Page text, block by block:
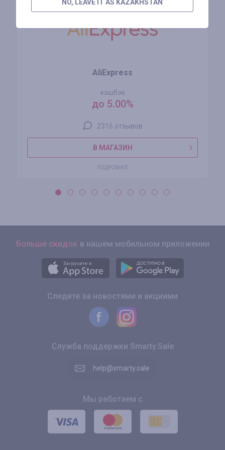
AliExpress
кэшбэк
до 5.00%
2316 отзывов
В МАГАЗИН
ПОДРОБНЕЕ
Больше скидок в нашем мобильном приложении
Следите за новостями и акциями
Служба поддержки Smarty.Sale
help@smarty.sale
Мы работаем с
NO, LEAVE IT AS KAZAKHSTAN